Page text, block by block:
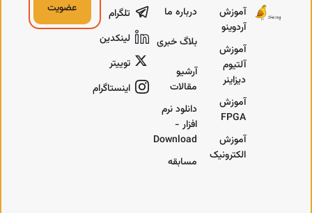
آموزش
آردوینو
آموزش
آلتیوم
دیزاینر
آموزش
FPGA
آموزش
الکترونیک
درباره ما
بلاگ خبری
آرشیو
مقالات
دانلود نرم
افزار -
Download
مسابقه
تلگرام
لینکدین
توییتر
اینستاگرام
عضویت